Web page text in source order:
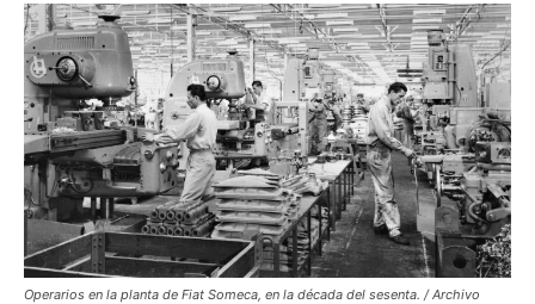
Operarios en la planta de Fiat Someca, en la década del sesenta. / Archivo